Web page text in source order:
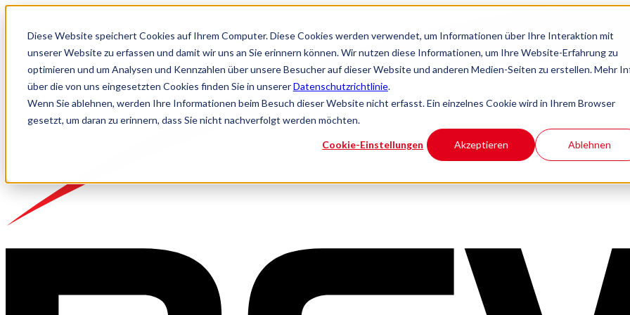
Diese Website speichert Cookies auf Ihrem Computer. Diese Cookies werden verwendet, um Informationen über Ihre Interaktion mit
unserer Website zu erfassen und damit wir uns an Sie erinnern können. Wir nutzen diese Informationen, um Ihre Website-Erfahrung zu
optimieren und um Analysen und Kennzahlen über unsere Besucher auf dieser Website und anderen Medien-Seiten zu erstellen. Mehr
über die von uns eingesetzten Cookies finden Sie in unsererDatenschutzrichtlinie.
Wenn Sie ablehnen, werden Ihre Informationen beim Besuch dieser Website nicht erfasst. Ein einzelnes Cookie wird in Ihrem Browser
gesetzt, um daran zu erinnern, dass Sie nicht nachverfolgt werden möchten.
Cookie-Einstellungen Akzeptieren Ablehnen